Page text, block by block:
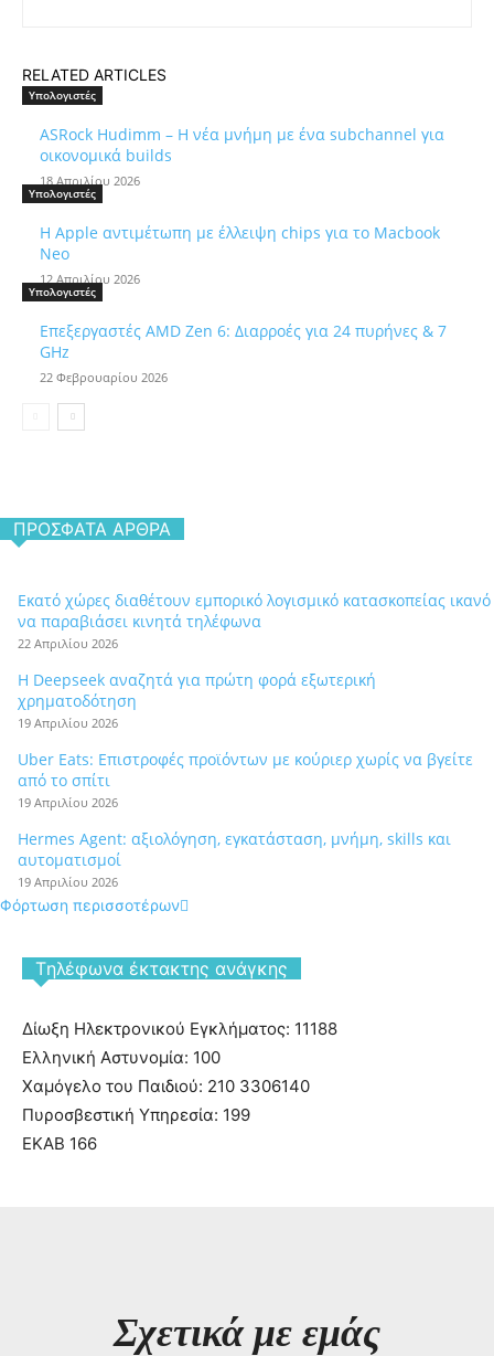
RELATED ARTICLES
Υπολογιστές
ASRock Hudimm – Η νέα μνήμη με ένα subchannel για
οικονομικά builds
18 Απριλίου 2026
Υπολογιστές
Η Apple αντιμέτωπη με έλλειψη chips για το Macbook
Neo
12 Απριλίου 2026
Υπολογιστές
Επεξεργαστές AMD Zen 6: Διαρροές για 24 πυρήνες & 7
GHz
22 Φεβρουαρίου 2026
ΠΡΌΣΦΑΤΑ ΆΡΘΡΑ
Εκατό χώρες διαθέτουν εμπορικό λογισμικό κατασκοπείας ικανό
να παραβιάσει κινητά τηλέφωνα
22 Απριλίου 2026
Η Deepseek αναζητά για πρώτη φορά εξωτερική
χρηματοδότηση
19 Απριλίου 2026
Uber Eats: Επιστροφές προϊόντων με κούριερ χωρίς να βγείτε
από το σπίτι
19 Απριλίου 2026
Hermes Agent: αξιολόγηση, εγκατάσταση, μνήμη, skills και
αυτοματισμοί
19 Απριλίου 2026
Φόρτωση περισσοτέρων
Tηλέφωνα έκτακτης ανάγκης
Δίωξη Ηλεκτρονικού Εγκλήματος: 11188
Ελληνική Αστυνομία: 100
Χαμόγελο του Παιδιού: 210 3306140
Πυροσβεστική Υπηρεσία: 199
ΕΚΑΒ 166
Σχετικά με εμάς